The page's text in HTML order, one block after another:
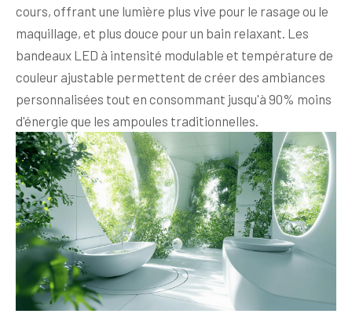
cours, offrant une lumière plus vive pour le rasage ou le
maquillage, et plus douce pour un bain relaxant. Les
bandeaux LED à intensité modulable et température de
couleur ajustable permettent de créer des ambiances
personnalisées tout en consommant jusqu'à 90% moins
d'énergie que les ampoules traditionnelles.